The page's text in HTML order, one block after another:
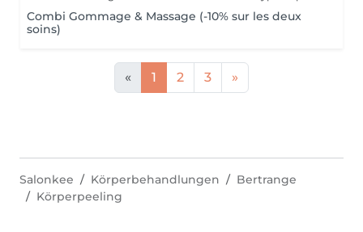
Combi Gommage & Massage (-10% sur les deux
soins)
« 1 2 3 »
Salonkee Körperbehandlungen
Bertrange
Körperpeeling